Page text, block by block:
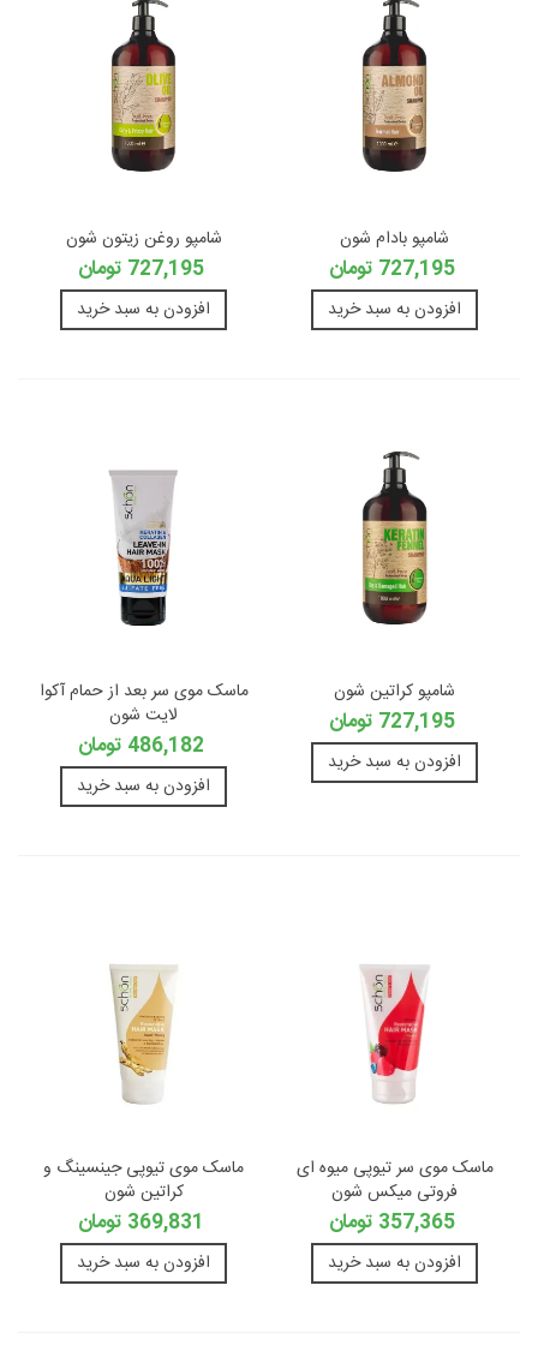
شامپو بادام شون
727,195 تومان
افزودن به سبد خرید
شامپو روغن زیتون شون
727,195 تومان
افزودن به سبد خرید
شامپو کراتین شون
727,195 تومان
افزودن به سبد خرید
ماسک موی سر بعد از حمام آکوا
لایت شون
486,182 تومان
افزودن به سبد خرید
ماسک موی سر تیوپی میوه ای
فروتی میکس شون
357,365 تومان
افزودن به سبد خرید
ماسک موی تیوپی جینسینگ و
کراتین شون
369,831 تومان
افزودن به سبد خرید